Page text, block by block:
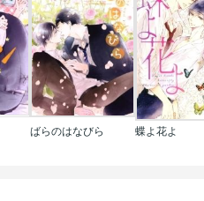
ばらのはなびら 蝶よ花よ